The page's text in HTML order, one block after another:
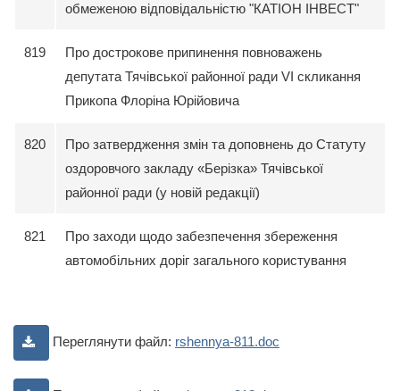
обмеженою відповідальністю "КАТІОН ІНВЕСТ"
819
Про дострокове припинення повноважень
депутата Тячівської районної ради VI скликання
Прикопа Флоріна Юрійовича
820
Про затвердження змін та доповнень до Статуту
оздоровчого закладу «Берізка» Тячівської
районної ради (у новій редакції)
821
Про заходи щодо забезпечення збереження
автомобільних доріг загального користування
Переглянути файл: rshennya-811.doc